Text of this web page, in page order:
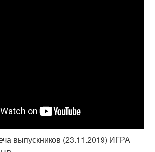
выпускников (23.11.2019) ИГРА